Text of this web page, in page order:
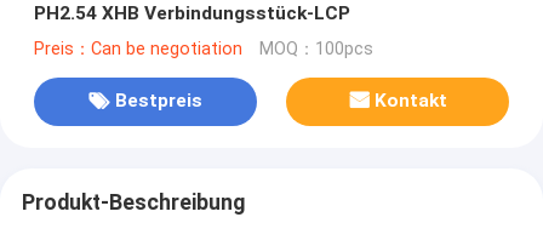
PH2.54 XHB Verbindungsstück-LCP
Preis：Can be negotiation MOQ：100pcs
Bestpreis Kontakt
Produkt-Beschreibung